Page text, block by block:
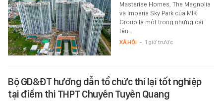
Masterise Homes, The Magnolia
và Imperia Sky Park của MIK
Group là một trong những cái
tên…
XÃ HỘI - 1 giờ trước
Bộ GD&ĐT hướng dẫn tổ chức thi lại tốt nghiệp
tại điểm thi THPT Chuyên Tuyên Quang